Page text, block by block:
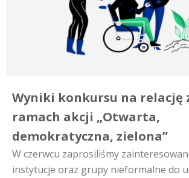
Wyniki konkursu na relację
ramach akcji „Otwarta,
demokratyczna, zielona”
W czerwcu zaprosiliśmy
instytucje oraz grupy nieformalne do